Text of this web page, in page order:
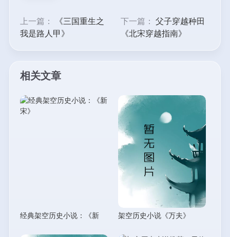
上一篇：
《三国重生之
我是路人甲》
下一篇：
父子穿越种田
《北宋穿越指南》
相关文章
经典架空历史小说：《新 架空历史小说《万夫》